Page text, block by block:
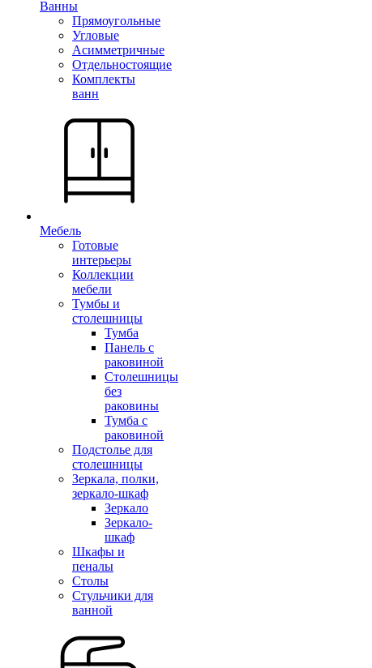
Ванны
Прямоугольные
Угловые
Асимметричные
Отдельностоящие
Комплекты
ванн
Мебель
Готовые
интерьеры
Коллекции
мебели
Тумбы и
столешницы
Тумба
Панель с
раковиной
Столешницы
без
раковины
Тумба с
раковиной
Подстолье для
столешницы
Зеркала, полки,
зеркало-шкаф
Зеркало
Зеркало-
шкаф
Шкафы и
пеналы
Столы
Стульчики для
ванной